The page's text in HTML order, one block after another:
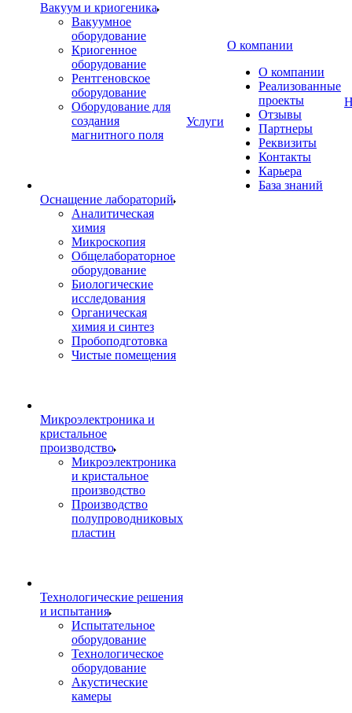
Вакуум и криогеника
Вакуумное
оборудование
Криогенное
оборудование
Рентгеновское
оборудование
Оборудование для
создания
магнитного поля
Оснащение лабораторий
Аналитическая
химия
Микроскопия
Общелабораторное
оборудование
Биологические
исследования
Органическая
химия и синтез
Пробоподготовка
Чистые помещения
Микроэлектроника и
кристальное
производство
Микроэлектроника
и кристальное
производство
Производство
полупроводниковых
пластин
Технологические решения
и испытания
Испытательное
оборудование
Технологическое
оборудование
Акустические
камеры
Услуги
О компании
О компании
Реализованные
проекты
Отзывы
Партнеры
Реквизиты
Контакты
Карьера
База знаний